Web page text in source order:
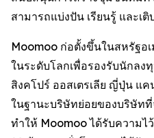
สามารถแบ่งปัน เรียนรู้ และเ
Moomoo ก่อตั้งขึ้นในสหรัฐอ
ในระดับโลกเพื่อรองรับนักลง
สิงคโปร์ ออสเตรเลีย ญี่ปุ่น แ
ในฐานะบริษัทย่อยของบริษัท
ทำให้ Moomoo ได้รับความไ